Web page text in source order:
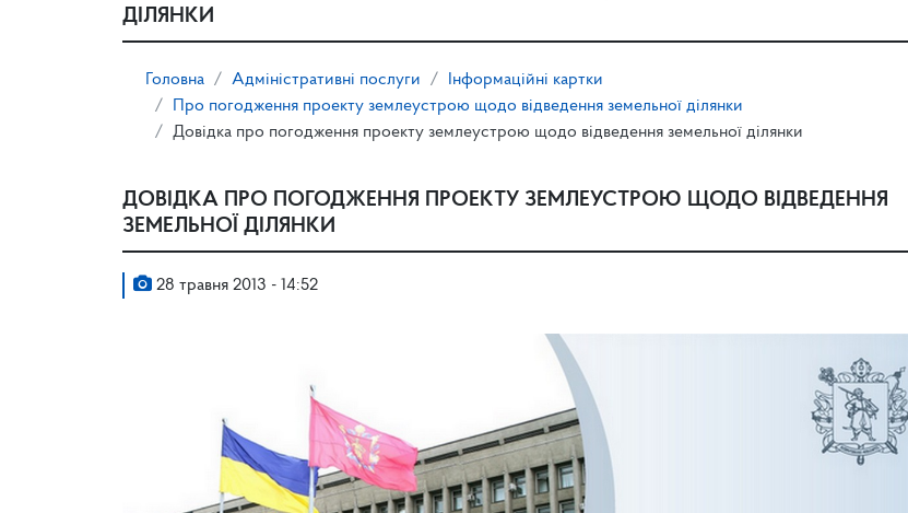
ДІЛЯНКИ
Головна Адміністративні послуги
Інформаційні картки
Про погодження проекту землеустрою щодо відведення земельної ділянки
Довідка про погодження проекту землеустрою щодо відведення земельної ділянки
ДОВІДКА ПРО ПОГОДЖЕННЯ ПРОЕКТУ ЗЕМЛЕУСТРОЮ ЩОДО ВІДВЕДЕННЯ
ЗЕМЕЛЬНОЇ ДІЛЯНКИ
28 травня 2013 - 14:52